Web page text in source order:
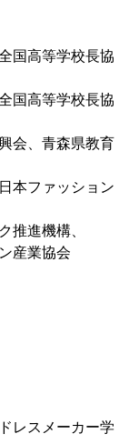
国高等学校長協
国高等学校長協
会、青森県教育
本ファッション
推進機構、
産業協会
レスメーカー学